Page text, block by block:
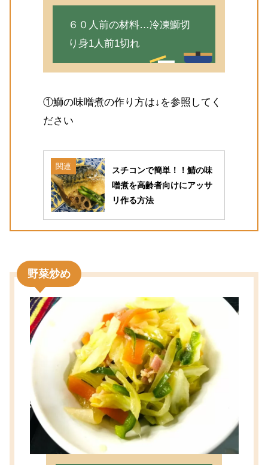
６０人前の材料…冷凍鰤切
り身1人前1切れ
①鰤の味噌煮の作り方は↓を参照してく
ださい
関連
スチコンで簡単！！鯖の味
噌煮を高齢者向けにアッサ
リ作る方法
野菜炒め